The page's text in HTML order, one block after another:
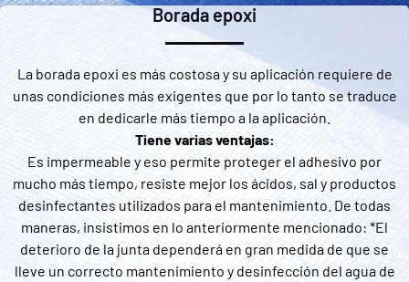
Borada epoxi
La borada epoxi es más costosa y su aplicación requiere de
unas condiciones más exigentes que por lo tanto se traduce
en dedicarle más tiempo a la aplicación.
Tiene varias ventajas:
Es impermeable y eso permite proteger el adhesivo por
mucho más tiempo, resiste mejor los ácidos, sal y productos
desinfectantes utilizados para el mantenimiento. De todas
maneras, insistimos en lo anteriormente mencionado: *El
deterioro de la junta dependerá en gran medida de que se
lleve un correcto mantenimiento y desinfección del agua de